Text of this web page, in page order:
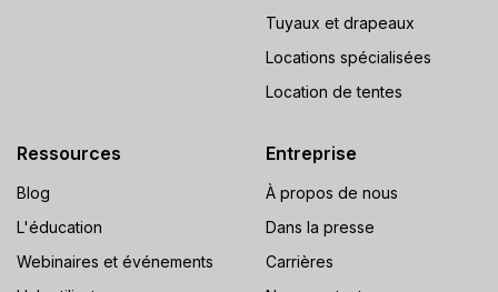
Tuyaux et drapeaux
Locations spécialisées
Location de tentes
Ressources
Blog
L'éducation
Webinaires et événements
Entreprise
À propos de nous
Dans la presse
Carrières